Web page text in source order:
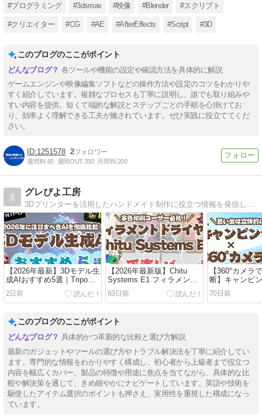
#プログラミング #3dsmax #映像 #Blender #スクリプト
#クリエイター #CG #AE #AfterEffects #Script #3D
このブログのここがポイント
各ツールや機能の設定や確認方法を具体的に解説
ゲームエンジンや映像編集ソフトなどの操作方法や設定のコツをわかりや
すく紹介しています。複雑なプロセスも丁寧に説明し、誰でも取り組みや
すい内容を提供。短くて端的な解説とステップごとの手順を心掛けてお
り、効率よく理解できる工夫が施されています。ぜひ実践に役立ててくだ
さい。
1251578 2
週間IN:60 週間OUT:330 月間IN:200
8
グレぴよ工房
【2026年最新】3Dモデル生
成AIおすすめ5選｜Tripo・
Meshyなど比較ガイド
2日前
【2026年最新版】Chitu
Systems E1 フィラメント
ドライヤーボックスを徹底
レビュー｜AMS4色印刷ユ
ーザー必見・競合3機種比
63日前
【360°カメラ
断】キャンピ
×Insta360で楽
残る旅行”のス
Campervan
70日前
このブログのここがポイント
具体的かつ革新的な比較と選び方解説
最新のガジェットやツールの選び方やトラブル解決法を丁寧に紹介してい
ます。専門的な情報をわかりやすく構成し、初心者から上級者まで役立つ
内容を幅広くカバー。製品の特徴や用途に焦点を当てながら、具体的な比
較や解決策を通じて、きめ細やかにナビゲートしています。英語や技術を
駆使したアイテム選択のポイントも押さえ、実用性を重視した構成になっ
ています。
【Tips】気になるブログをフォロー。